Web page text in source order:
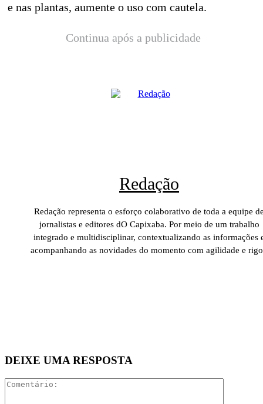
e nas plantas, aumente o uso com cautela.
Continua após a publicidade
Redação
Redação representa o esforço colaborativo de toda a equipe
jornalistas e editores dO Capixaba. Por meio de um trabalho
integrado e multidisciplinar, contextualizando as informações
acompanhando as novidades do momento com agilidade e
DEIXE UMA RESPOSTA